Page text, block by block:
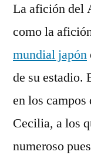
La afición del
como la
mundial japón
de su estadio.
en los
Cecilia, a los
numeroso